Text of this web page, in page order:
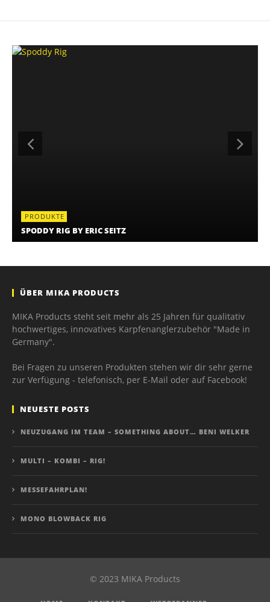
PRODUKTE
SPODDY RIG BY ERIC SEITZ
ÜBER MIKA PRODUCTS
MIKA Products steht seit mehr als 25 Jahren für qualitativ
hochwertiges, innovatives Karpfenanglerzubehör "Made in
Germany".
Bei Fragen zu unseren Produkten stehen wir dir sehr gerne
zur Verfügung - telefonisch, per E-Mail oder auf Facebook!
NEUESTE POSTS
NEUZUGANG IM TEAM – SOMETHING ABOUT… BENI WELKER
MULTI – KOMBI – RIG!
MESSEFAHRPLAN!
MONO BLOWBACK RIG
© 2023 MIKA Products